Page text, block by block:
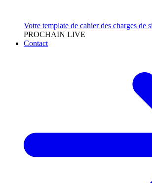
Votre template de cahier des charges de
PROCHAIN LIVE
Contact